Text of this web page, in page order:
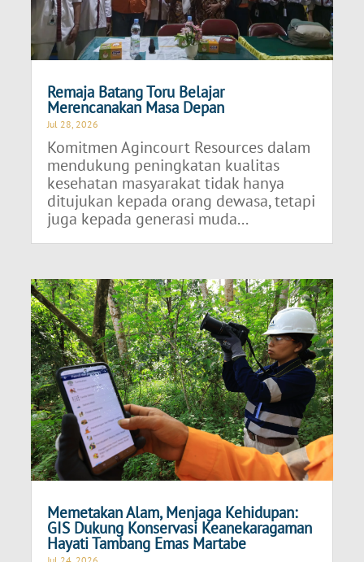
Remaja Batang Toru Belajar
Merencanakan Masa Depan
Jul 28, 2026
Komitmen Agincourt Resources dalam
mendukung peningkatan kualitas
kesehatan masyarakat tidak hanya
ditujukan kepada orang dewasa, tetapi
juga kepada generasi muda...
Memetakan Alam, Menjaga Kehidupan:
GIS Dukung Konservasi Keanekaragaman
Hayati Tambang Emas Martabe